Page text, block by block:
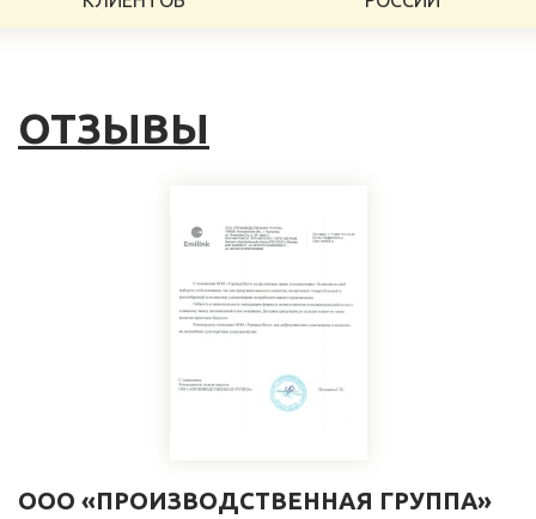
ОТЗЫВЫ
ООО «ПРОИЗВОДСТВЕННАЯ ГРУППА»